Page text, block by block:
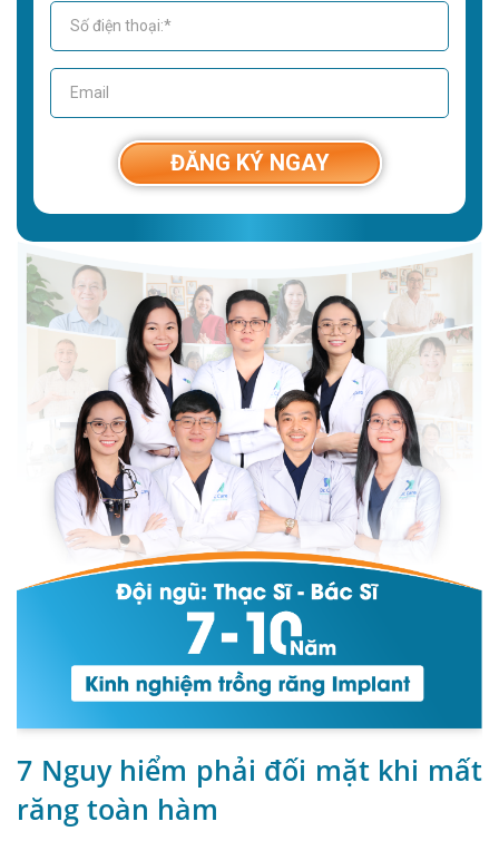
7 Nguy hiểm phải đối mặt khi mất
răng toàn hàm